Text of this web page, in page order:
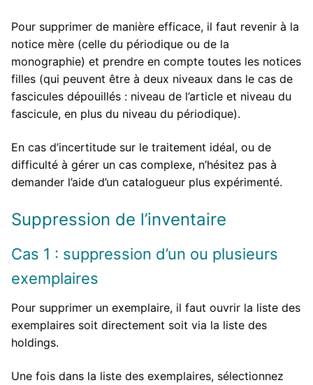
Pour supprimer de manière efficace, il faut revenir à la
notice mère (celle du périodique ou de la
monographie) et prendre en compte toutes les notices
filles (qui peuvent être à deux niveaux dans le cas de
fascicules dépouillés : niveau de l’article et niveau du
fascicule, en plus du niveau du périodique).
En cas d’incertitude sur le traitement idéal, ou de
difficulté à gérer un cas complexe, n’hésitez pas à
demander l’aide d’un catalogueur plus expérimenté.
Suppression de l’inventaire
Cas 1 : suppression d’un ou plusieurs
exemplaires
Pour supprimer un exemplaire, il faut ouvrir la liste des
exemplaires soit directement soit via la liste des
holdings.
Une fois dans la liste des exemplaires, sélectionnez